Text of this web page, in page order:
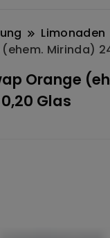
Limonaden
Mirinda)
Orange
Glas